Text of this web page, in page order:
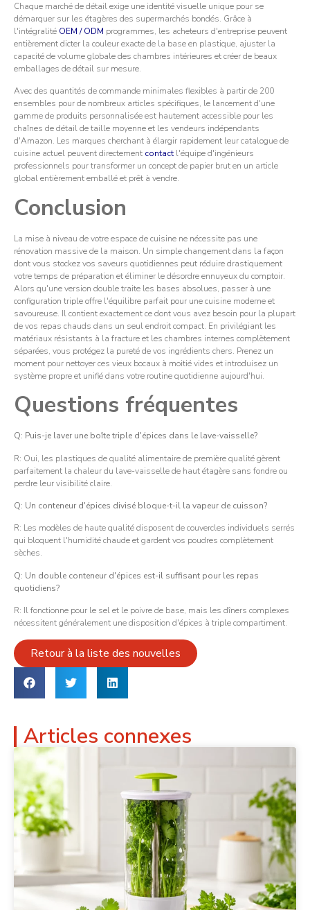
Chaque marché de détail exige une identité visuelle unique pour se
démarquer sur les étagères des supermarchés bondés. Grâce à
l'intégralité OEM / ODM programmes, les acheteurs d'entreprise peuvent
entièrement dicter la couleur exacte de la base en plastique, ajuster la
capacité de volume globale des chambres intérieures et créer de beaux
emballages de détail sur mesure.
Avec des quantités de commande minimales flexibles à partir de 200
ensembles pour de nombreux articles spécifiques, le lancement d'une
gamme de produits personnalisée est hautement accessible pour les
chaînes de détail de taille moyenne et les vendeurs indépendants
d'Amazon. Les marques cherchant à élargir rapidement leur catalogue de
cuisine actuel peuvent directement contact l'équipe d'ingénieurs
professionnels pour transformer un concept de papier brut en un article
global entièrement emballé et prêt à vendre.
Conclusion
La mise à niveau de votre espace de cuisine ne nécessite pas une
rénovation massive de la maison. Un simple changement dans la façon
dont vous stockez vos saveurs quotidiennes peut réduire drastiquement
votre temps de préparation et éliminer le désordre ennuyeux du comptoir.
Alors qu'une version double traite les bases absolues, passer à une
configuration triple offre l'équilibre parfait pour une cuisine moderne et
savoureuse. Il contient exactement ce dont vous avez besoin pour la plupart
de vos repas chauds dans un seul endroit compact. En privilégiant les
matériaux résistants à la fracture et les chambres internes complètement
séparées, vous protégez la pureté de vos ingrédients chers. Prenez un
moment pour nettoyer ces vieux bocaux à moitié vides et introduisez un
système propre et unifié dans votre routine quotidienne aujourd'hui.
Questions fréquentes
Q: Puis-je laver une boîte triple d'épices dans le lave-vaisselle?
R: Oui, les plastiques de qualité alimentaire de première qualité gèrent
parfaitement la chaleur du lave-vaisselle de haut étagère sans fondre ou
perdre leur visibilité claire.
Q: Un conteneur d'épices divisé bloque-t-il la vapeur de cuisson?
R: Les modèles de haute qualité disposent de couvercles individuels serrés
qui bloquent l'humidité chaude et gardent vos poudres complètement
sèches.
Q: Un double conteneur d'épices est-il suffisant pour les repas
quotidiens?
R: Il fonctionne pour le sel et le poivre de base, mais les dîners complexes
nécessitent généralement une disposition d'épices à triple compartiment.
Retour à la liste des nouvelles
Articles connexes